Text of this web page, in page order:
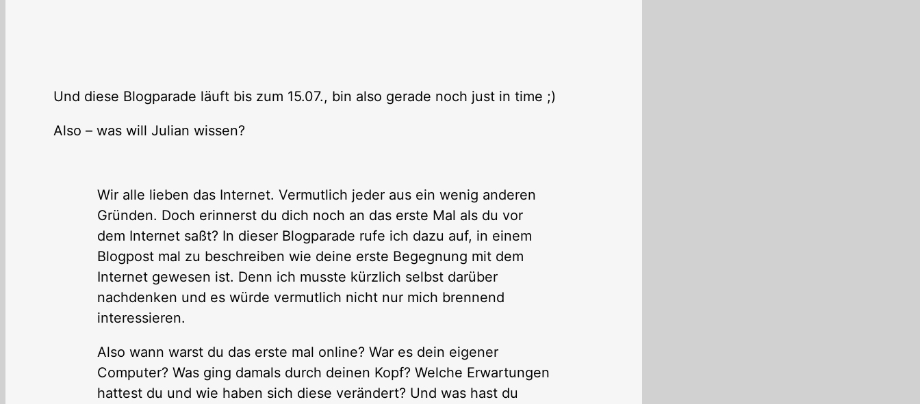
Und diese Blogparade läuft bis zum 15.07., bin also gerade noch just in time ;)
Also – was will Julian wissen?
Wir alle lieben das Internet. Vermutlich jeder aus ein wenig anderen
Gründen. Doch erinnerst du dich noch an das erste Mal als du vor
dem Internet saßt? In dieser Blogparade rufe ich dazu auf, in einem
Blogpost mal zu beschreiben wie deine erste Begegnung mit dem
Internet gewesen ist. Denn ich musste kürzlich selbst darüber
nachdenken und es würde vermutlich nicht nur mich brennend
interessieren.
Also wann warst du das erste mal online? War es dein eigener
Computer? Was ging damals durch deinen Kopf? Welche Erwartungen
hattest du und wie haben sich diese verändert? Und was hast du